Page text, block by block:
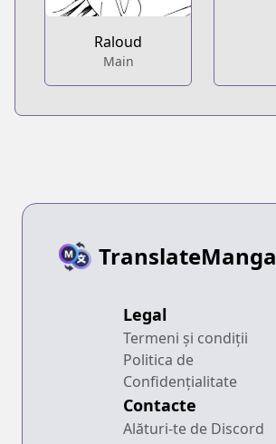
Raloud
Main
TranslateManga
Legal
Termeni și condiții
Politica de
Confidențialitate
Contacte
Alături-te de Discord